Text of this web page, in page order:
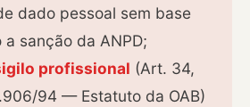
dado pessoal sem base
a sanção da ANPD;
profissional (Art. 34,
94 — Estatuto da OAB)